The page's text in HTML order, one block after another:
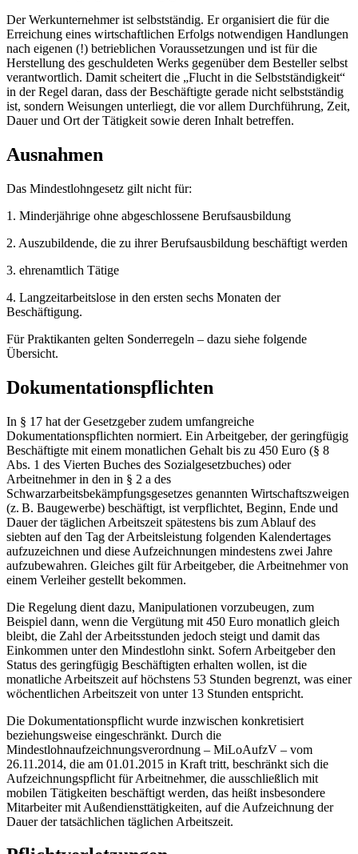
Der Werkunternehmer ist selbstständig. Er organisiert die für die
Erreichung eines wirtschaftlichen Erfolgs notwendigen Handlungen
nach eigenen (!) betrieblichen Voraussetzungen und ist für die
Herstellung des geschuldeten Werks gegenüber dem Besteller selbst
verantwortlich. Damit scheitert die „Flucht in die Selbstständigkeit“
in der Regel daran, dass der Beschäftigte gerade nicht selbstständig
ist, sondern Weisungen unterliegt, die vor allem Durchführung, Zeit,
Dauer und Ort der Tätigkeit sowie deren Inhalt betreffen.
Ausnahmen
Das Mindestlohngesetz gilt nicht für:
1. Minderjährige ohne abgeschlossene Berufsausbildung
2. Auszubildende, die zu ihrer Berufsausbildung beschäftigt werden
3. ehrenamtlich Tätige
4. Langzeitarbeitslose in den ersten sechs Monaten der
Beschäftigung.
Für Praktikanten gelten Sonderregeln – dazu siehe folgende
Übersicht.
Dokumentationspflichten
In § 17 hat der Gesetzgeber zudem umfangreiche
Dokumentationspflichten normiert. Ein Arbeitgeber, der geringfügig
Beschäftigte mit einem monatlichen Gehalt bis zu 450 Euro (§ 8
Abs. 1 des Vierten Buches des Sozialgesetzbuches) oder
Arbeitnehmer in den in § 2 a des
Schwarzarbeitsbekämpfungsgesetzes genannten Wirtschaftszweigen
(z. B. Baugewerbe) beschäftigt, ist verpflichtet, Beginn, Ende und
Dauer der täglichen Arbeitszeit spätestens bis zum Ablauf des
siebten auf den Tag der Arbeitsleistung folgenden Kalendertages
aufzuzeichnen und diese Aufzeichnungen mindestens zwei Jahre
aufzubewahren. Gleiches gilt für Arbeitgeber, die Arbeitnehmer von
einem Verleiher gestellt bekommen.
Die Regelung dient dazu, Manipulationen vorzubeugen, zum
Beispiel dann, wenn die Vergütung mit 450 Euro monatlich gleich
bleibt, die Zahl der Arbeitsstunden jedoch steigt und damit das
Einkommen unter den Mindestlohn sinkt. Sofern Arbeitgeber den
Status des geringfügig Beschäftigten erhalten wollen, ist die
monatliche Arbeitszeit auf höchstens 53 Stunden begrenzt, was einer
wöchentlichen Arbeitszeit von unter 13 Stunden entspricht.
Die Dokumentationspflicht wurde inzwischen konkretisiert
beziehungsweise eingeschränkt. Durch die
Mindestlohnaufzeichnungsverordnung – MiLoAufzV – vom
26.11.2014, die am 01.01.2015 in Kraft tritt, beschränkt sich die
Aufzeichnungspflicht für Arbeitnehmer, die ausschließlich mit
mobilen Tätigkeiten beschäftigt werden, das heißt insbesondere
Mitarbeiter mit Außendiensttätigkeiten, auf die Aufzeichnung der
Dauer der tatsächlichen täglichen Arbeitszeit.